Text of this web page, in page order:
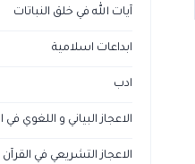
آيات الله في خلق النباتات
ابداعات اسلامية
ادب
الاعجاز البياني و اللغوي في
الاعجاز التشريعي في القرآن